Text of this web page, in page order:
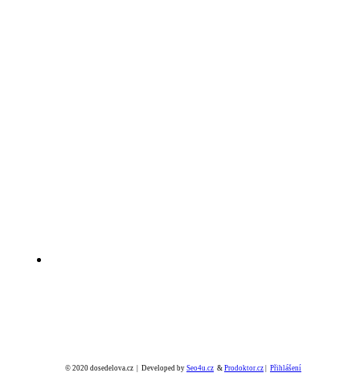
© 2020 dosedelova.cz | Developed by Seo4u.cz & Prodoktor.cz Přihlášení